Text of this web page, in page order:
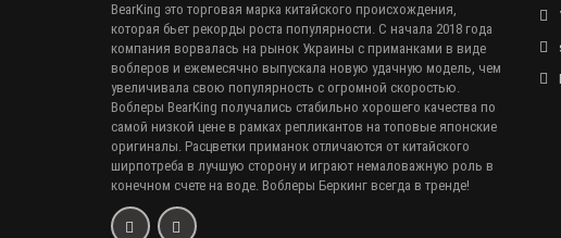
BearKing это торговая марка китайского происхождения,
которая бьет рекорды роста популярности. С начала 2018 года
компания ворвалась на рынок Украины с приманками в виде
воблеров и ежемесячно выпускала новую удачную модель, чем
увеличивала свою популярность с огромной скоростью.
Воблеры BearKing получались стабильно хорошего качества по
самой низкой цене в рамках репликантов на топовые японские
оригиналы. Расцветки приманок отличаются от китайского
ширпотреба в лучшую сторону и играют немаловажную роль в
конечном счете на воде. Воблеры Беркинг всегда в тренде!